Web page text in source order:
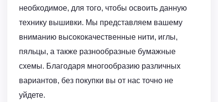
необходимое, для того, чтобы освоить данную
технику вышивки. Мы представляем вашему
вниманию высококачественные нити, иглы,
пяльцы, а также разнообразные бумажные
схемы. Благодаря многообразию различных
вариантов, без покупки вы от нас точно не
уйдете.